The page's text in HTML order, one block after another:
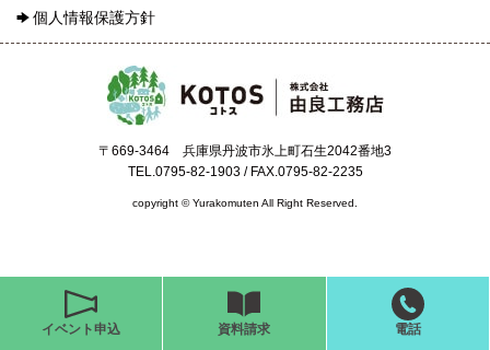
イベント申込 資料請求 電話
個人情報保護方針
〒669-3464 兵庫県丹波市氷上町石生2042番地3
TEL.0795-82-1903 / FAX.0795-82-2235
copyright © Yurakomuten All Right Reserved.